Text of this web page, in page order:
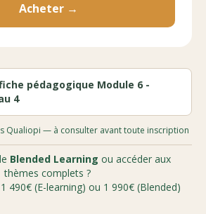
Acheter →
pédagogique Module 6 -
4
Qualiopi — à consulter avant toute inscription
Blended Learning ou accéder aux
thèmes complets ?
490€ (E-learning) ou 1 990€ (Blended)